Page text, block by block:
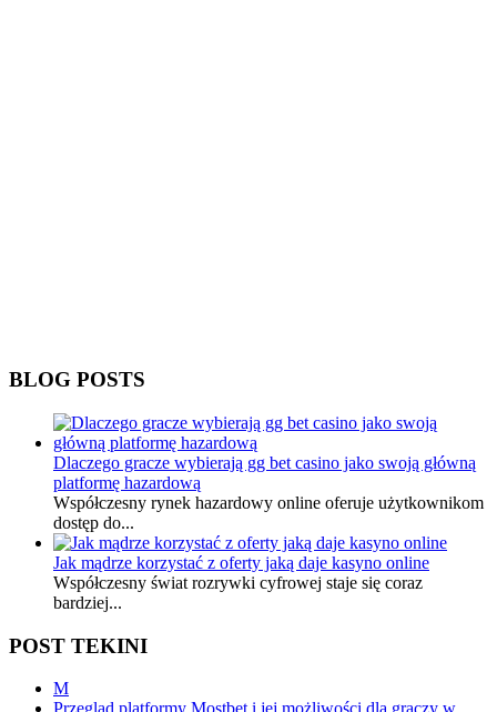
BLOG POSTS
Dlaczego gracze wybierają gg bet casino jako swoją główną
platformę hazardową
Współczesny rynek hazardowy online oferuje użytkownikom
dostęp do...
Jak mądrze korzystać z oferty jaką daje kasyno online
Współczesny świat rozrywki cyfrowej staje się coraz
bardziej...
POST TEKINI
M